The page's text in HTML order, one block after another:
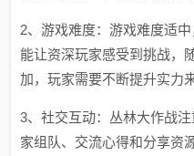
2、游戏难度：游戏难度适
能让资深玩家感受到挑战，
加，玩家需要不断提升实力
3、社交互动：丛林大作战
家组队、交流心得和分享资